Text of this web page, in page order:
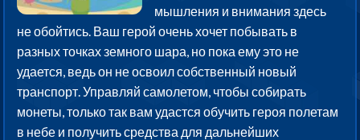
мышления и внимания здесь
не обойтись. Ваш герой очень хочет побывать в
разных точках земного шара, но пока ему это не
удается, ведь он не освоил собственный новый
транспорт. Управляй самолетом, чтобы собирать
монеты, только так вам удастся обучить героя полетам
в небе и получить средства для дальнейших